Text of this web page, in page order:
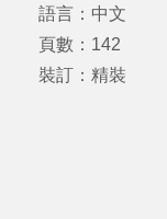
語言：中文
頁數：142
裝訂：精裝